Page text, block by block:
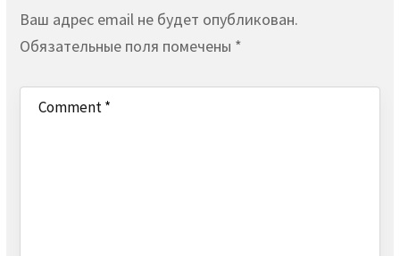
Ваш адрес email не будет опубликован.
Обязательные поля помечены *